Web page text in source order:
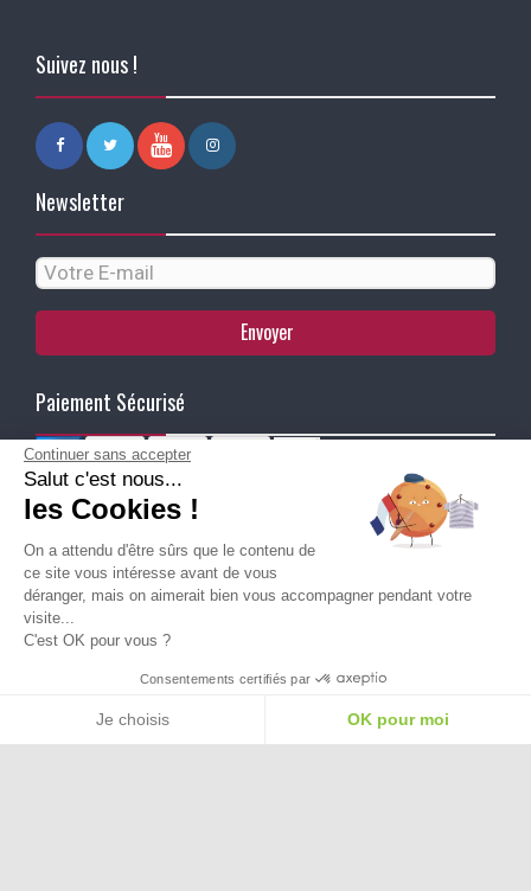
Besoin d'aide pour choisir une
taille ou une pointure ?
Suivez nous !
Newsletter
Envoyer
Paiement Sécurisé
Ma Livraison
Continuer sans accepter
Salut c'est nous...
les Cookies !
On a attendu d'être sûrs que le contenu de
ce site vous intéresse avant de vous
déranger, mais on aimerait bien vous accompagner pendant votre
visite...
C'est OK pour vous ?
Consentements certifiés par
Je choisis OK pour moi